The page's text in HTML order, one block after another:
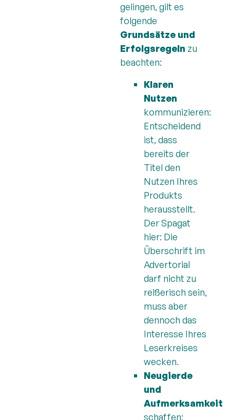
gelingen, gilt es
folgende
Grundsätze und
Erfolgsregeln zu
beachten:
Klaren
Nutzen
kommunizieren:
Entscheidend
ist, dass
bereits der
Titel den
Nutzen Ihres
Produkts
herausstellt.
Der Spagat
hier: Die
Überschrift im
Advertorial
darf nicht zu
reißerisch sein,
muss aber
dennoch das
Interesse Ihres
Leserkreises
wecken.
Neugierde
und
Aufmerksamkeit
schaffen: